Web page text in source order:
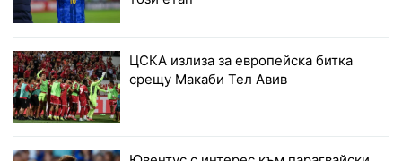
ЦСКА излиза за европейска битка
срещу Макаби Тел Авив